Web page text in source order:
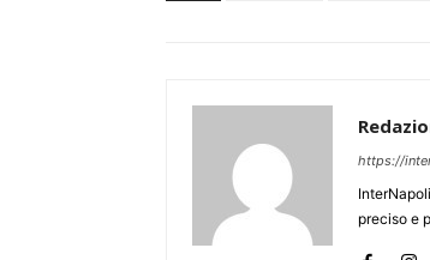
https://
preciso e